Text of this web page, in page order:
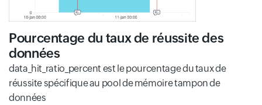
Pourcentage du taux de réussite des
données
data_hit_ratio_percent est le pourcentage du taux de
réussite spécifique au pool de mémoire tampon de
données